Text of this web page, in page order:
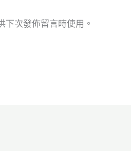
址
次發佈留言時使用。